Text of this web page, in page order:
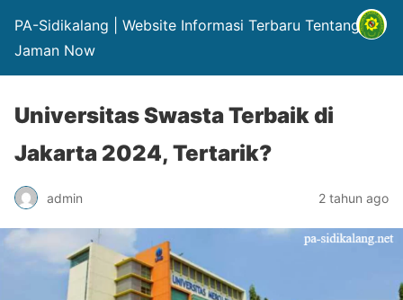
PA-Sidikalang | Website Informasi Terbaru Tentang Hp
Jaman Now
Universitas Swasta Terbaik di
Jakarta 2024, Tertarik?
admin 2 tahun ago